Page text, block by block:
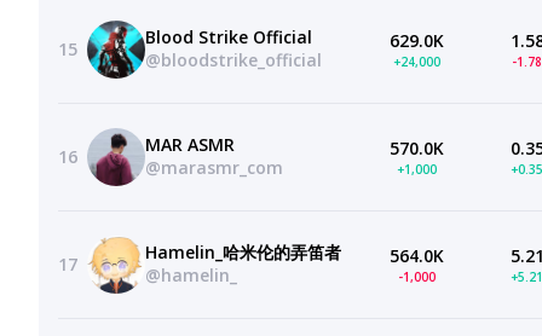
15
Blood Strike Official
@bloodstrike_official
629.0K
+24,000 -
16
MAR ASMR
@marasmr_com
570.0K
+1,000
17
Hamelin_哈米伦的弄笛者
@hamelin_
564.0K
-1,000